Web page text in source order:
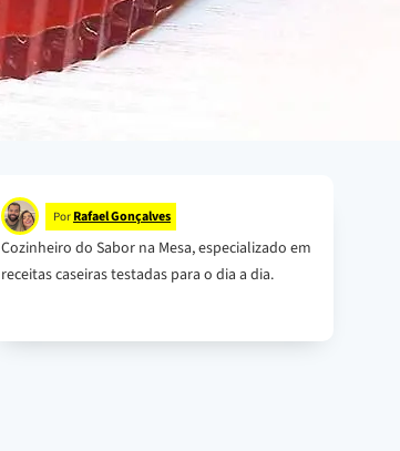
Por Rafael Gonçalves
Cozinheiro do Sabor na Mesa, especializado em
receitas caseiras testadas para o dia a dia.